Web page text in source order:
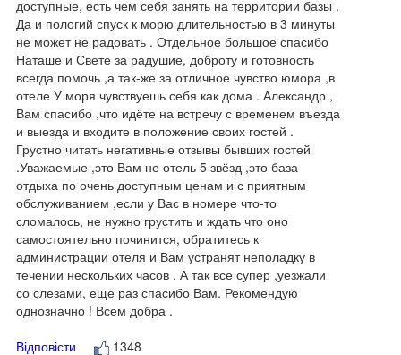
доступные, есть чем себя занять на территории базы .
Да и пологий спуск к морю длительностью в 3 минуты
не может не радовать . Отдельное большое спасибо
Наташе и Свете за радушие, доброту и готовность
всегда помочь ,а так-же за отличное чувство юмора ,в
отеле У моря чувствуешь себя как дома . Александр ,
Вам спасибо ,что идёте на встречу с временем въезда
и выезда и входите в положение своих гостей .
Грустно читать негативные отзывы бывших гостей
.Уважаемые ,это Вам не отель 5 звёзд ,это база
отдыха по очень доступным ценам и с приятным
обслуживанием ,если у Вас в номере что-то
сломалось, не нужно грустить и ждать что оно
самостоятельно починится, обратитесь к
администрации отеля и Вам устранят неполадку в
течении нескольких часов . А так все супер ,уезжали
со слезами, ещё раз спасибо Вам. Рекомендую
однозначно ! Всем добра .
Відповісти
1348